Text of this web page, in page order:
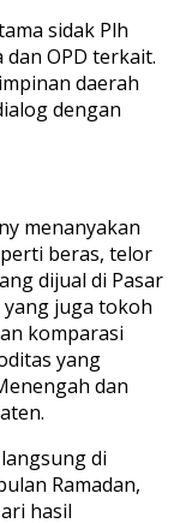
sidak Plh
OPD terkait.
daerah
dengan
menanyakan
beras, telor
dijual di Pasar
yang juga tokoh
komparasi
yang
dan
di
Ramadan,
hasil